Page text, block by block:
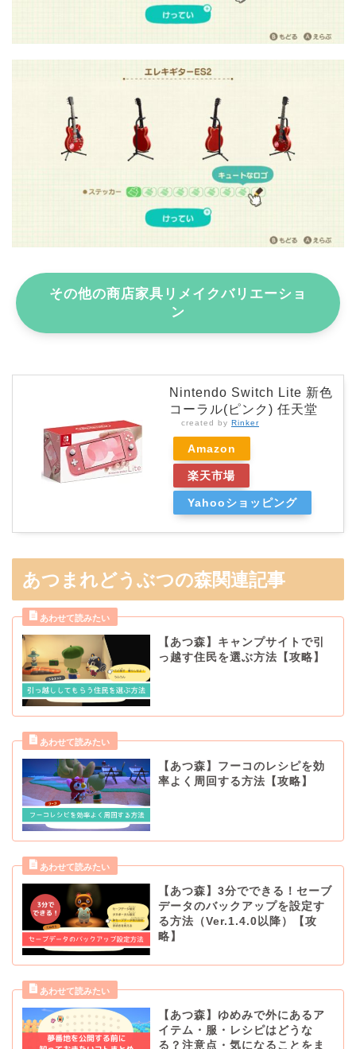
その他の商店家具リメイクバリエーショ
ン
Nintendo Switch Lite 新色
コーラル(ピンク) 任天堂
created by Rinker
Amazon
楽天市場
Yahooショッピング
あつまれどうぶつの森関連記事
【あつ森】キャンプサイトで引
っ越す住民を選ぶ方法【攻略】
【あつ森】フーコのレシピを効
率よく周回する方法【攻略】
【あつ森】3分でできる！セーブ
データのバックアップを設定す
る方法（Ver.1.4.0以降）【攻
略】
【あつ森】ゆめみで外にあるア
イテム・服・レシピはどうな
る？注意点・気になることをま